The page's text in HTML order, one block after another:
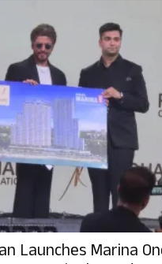
Launches Marina